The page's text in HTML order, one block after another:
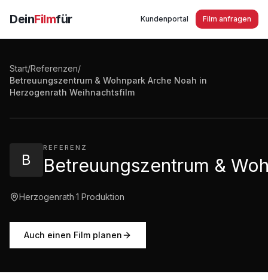
DeinFilmfür Kundenportal Film anfragen
Start/Referenzen/
Betreuungszentrum & Wohnpark Arche Noah in
Herzogenrath Weihnachtsfilm
B
REFERENZ
Betreuungszentrum &
Herzogenrath·1 Produktion
Auch einen Film planen
Betreuungszentrum & Wohnpark Arche Noah in